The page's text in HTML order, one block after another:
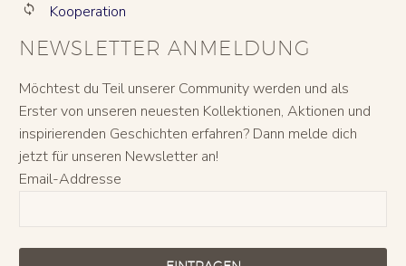

 Kooperation
NEWSLETTER ANMELDUNG
Möchtest du Teil unserer Community werden und als
Erster von unseren neuesten Kollektionen, Aktionen und
inspirierenden Geschichten erfahren? Dann melde dich
jetzt für unseren Newsletter an!
Email-Addresse